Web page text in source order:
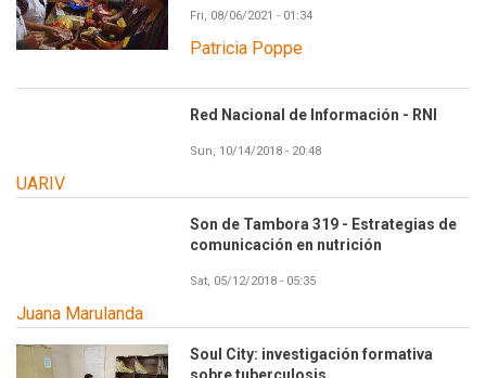
Fri, 08/06/2021 - 01:34
Patricia Poppe
Red Nacional de Información - RNI
Sun, 10/14/2018 - 20:48
UARIV
Son de Tambora 319 - Estrategias de
comunicación en nutrición
Sat, 05/12/2018 - 05:35
Juana Marulanda
Soul City: investigación formativa